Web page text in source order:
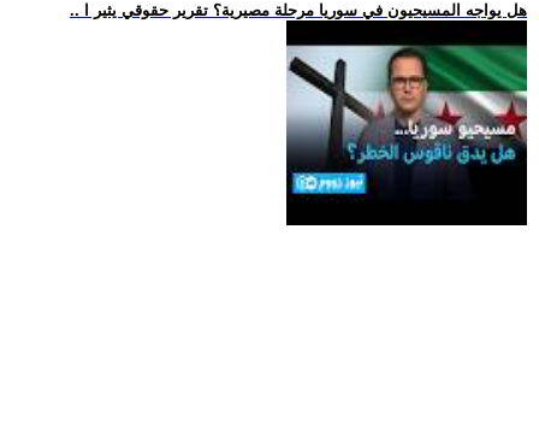
.. هل يواجه المسيحيون في سوريا مرحلة مصيرية؟ تقرير حقوقي يثير ا